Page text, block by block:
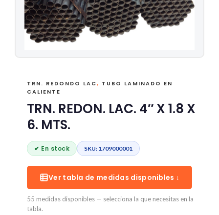
TRN. REDONDO LAC, TUBO LAMINADO EN
CALIENTE
TRN. REDON. LAC. 4″ X 1.8 X
6. MTS.
✔ En stock SKU: 1709000001
Ver tabla de medidas disponibles ↓
55 medidas disponibles — selecciona la que necesitas en la
tabla.